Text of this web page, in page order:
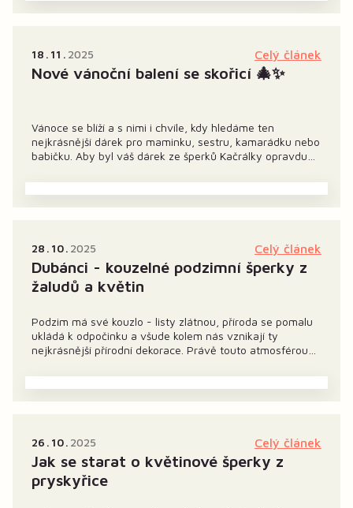
Nové vánoční balení se skořicí 🎄✨
18 11 2025
Vánoce se blíží a s nimi i chvíle, kdy hledáme ten
nejkrásnější dárek pro maminku, sestru, kamarádku nebo
babičku. Aby byl váš dárek ze šperků Kačrálky opravdu
které bude od...
Celý článek
Dubánci - kouzelné podzimní šperky z
žaludů a květin
28 10 2025
Podzim má své kouzlo - listy zlátnou, příroda se pomalu
ukládá k odpočinku a všude kolem nás vznikají ty
nejkrásnější přírodní dekorace. Právě touto atmosférou
staly neodmyslitelnou součástí mé podzimní...
Celý článek
Jak se starat o květinové šperky z
pryskyřice
26 10 2025 Celý článek